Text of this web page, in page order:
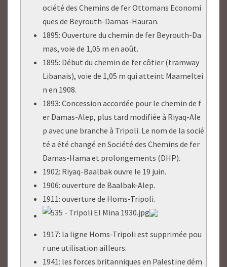
ociété des Chemins de fer Ottomans Economi
ques de Beyrouth-Damas-Hauran.
1895: Ouverture du chemin de fer Beyrouth-Da
mas, voie de 1,05 m en août.
1895: Début du chemin de fer côtier (tramway
Libanais), voie de 1,05 m qui atteint Maameltei
n en 1908.
1893: Concession accordée pour le chemin de f
er Damas-Alep, plus tard modifiée à Riyaq-Ale
p avec une branche à Tripoli. Le nom de la socié
té a été changé en Société des Chemins de fer
Damas-Hama et prolongements (DHP).
1902: Riyaq-Baalbak ouvre le 19 juin.
1906: ouverture de Baalbak-Alep.
1911: ouverture de Homs-Tripoli.
1917: la ligne Homs-Tripoli est supprimée pou
r une utilisation ailleurs.
1941: les forces britanniques en Palestine dém